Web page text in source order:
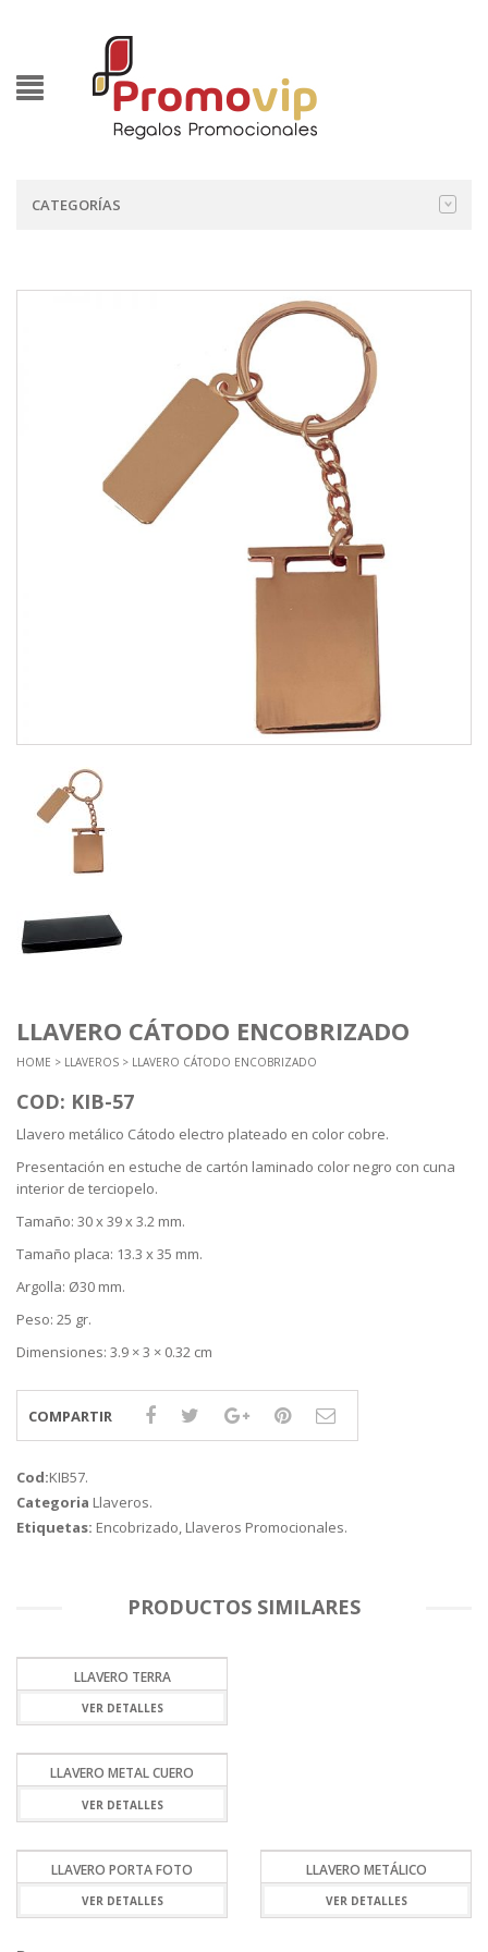
CATEGORÍAS
LLAVERO CÁTODO ENCOBRIZADO
HOME > LLAVEROS > LLAVERO CÁTODO ENCOBRIZADO
COD: KIB-57
Llavero metálico Cátodo electro plateado en color cobre.
Presentación en estuche de cartón laminado color negro con cuna
interior de terciopelo.
Tamaño: 30 x 39 x 3.2 mm.
Tamaño placa: 13.3 x 35 mm.
Argolla: Ø30 mm.
Peso: 25 gr.
Dimensiones: 3.9 × 3 × 0.32 cm
COMPARTIR
Cod:KIB57.
Categoria Llaveros.
Etiquetas: Encobrizado, Llaveros Promocionales.
PRODUCTOS SIMILARES
LLAVERO TERRA
VER DETALLES
LLAVERO METAL CUERO
VER DETALLES
LLAVERO PORTA FOTO
VER DETALLES
LLAVERO METÁLICO
VER DETALLES